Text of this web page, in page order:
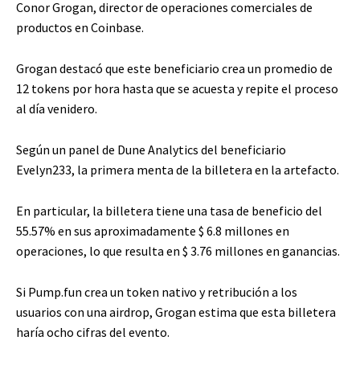
Conor Grogan, director de operaciones comerciales de
productos en Coinbase.
Grogan destacó que este beneficiario crea un promedio de
12 tokens por hora hasta que se acuesta y repite el proceso
al día venidero.
Según un panel de Dune Analytics del beneficiario
Evelyn233, la primera menta de la billetera en la artefacto.
En particular, la billetera tiene una tasa de beneficio del
55.57% en sus aproximadamente $ 6.8 millones en
operaciones, lo que resulta en $ 3.76 millones en ganancias.
Si Pump.fun crea un token nativo y retribución a los
usuarios con una airdrop, Grogan estima que esta billetera
haría ocho cifras del evento.